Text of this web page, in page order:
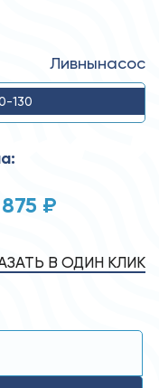
Ливнынасос
130
₽
В ОДИН КЛИК